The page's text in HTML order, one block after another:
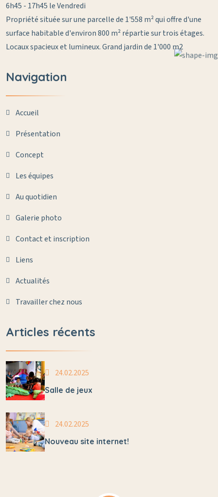
6h45 - 17h45 le Vendredi
Propriété située sur une parcelle de 1'558 m² qui offre d'une
surface habitable d'environ 800 m² répartie sur trois étages.
Locaux spacieux et lumineux. Grand jardin de 1'000 m2
Navigation
Accueil
Présentation
Concept
Les équipes
Au quotidien
Galerie photo
Contact et inscription
Liens
Actualités
Travailler chez nous
Articles récents
24.02.2025
Salle de jeux
24.02.2025
Nouveau site internet!